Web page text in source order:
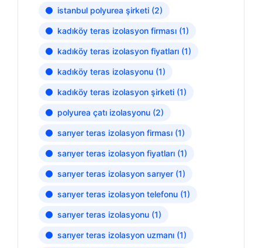
istanbul polyurea şirketi (2)
kadıköy teras izolasyon firması (1)
kadıköy teras izolasyon fiyatları (1)
kadıköy teras izolasyonu (1)
kadıköy teras izolasyon şirketi (1)
polyurea çatı izolasyonu (2)
sarıyer teras izolasyon firması (1)
sarıyer teras izolasyon fiyatları (1)
sarıyer teras izolasyon sarıyer (1)
sarıyer teras izolasyon telefonu (1)
sarıyer teras izolasyonu (1)
sarıyer teras izolasyon uzmanı (1)